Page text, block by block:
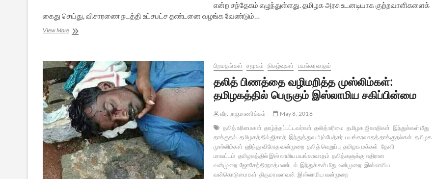
என்ற சந்தேகம் எழுந்துள்ளது. தமிழக அரசு உடனடியாக குற்றவாளிகளைக்
கைது செய்து, விசாரணை நடத்தி உட்சபட்ச தண்டனை வழங்க வேண்டும்…
View Moreமதமாற்ற
ராமலிங்கம்
படுகொலை
பிறமதங்கள் சமூகம் நிகழ்வுகள் பயங்கரவாதம்
தலித் பிணத்தை வழிமறித்த முஸ்லிம்கள்:
தமிழகத்தில் பெருகும் இஸ்லாமிய சகிப்பின்மை
வீர. ராஜமாணிக்கம்
May 8, 2018
தலித் உரிமைகள் தாழ்த்தப்பட்டவர்கள் தலித் உரிமை தமிழக ஜிகாதிகள் இந்துக்கள் மீது
தாக்குதல் தமிழகத்தில் ஜிகாத் இந்துத்துவ அம்பேத்கர் பயங்கரவாதத் தாக்குதல்கள் தமிழக
முஸ்லிம்கள் ஹிந்து விரோத வன்முறை தலித் வெறுப்பு தமிழக மக்கள் தேனி
மாவட்டம் தமிழகத்தில் இஸ்லாமிய பயங்கரவாதம் தலித்களுக்கு எதிரான
வன்முறை ஜோகேந்திரநாத் மண்டல் இந்துக்கள் மீது வன்முறை இஸ்லாமிய
வன்கொடுமைகள் திருமாவளவன் இஸ்லாமிய வன்முறை